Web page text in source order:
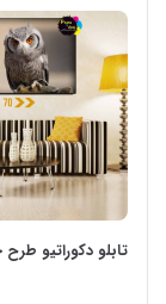
تابلو دکوراتیو